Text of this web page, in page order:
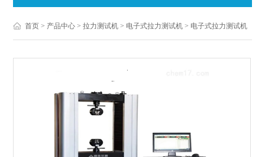
首页 > 产品中心 >拉力测试机 > 电子式拉力测试机 > 电子式拉力测试机